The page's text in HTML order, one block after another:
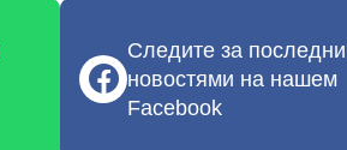
Следите за
новостями на нашем
Facebook